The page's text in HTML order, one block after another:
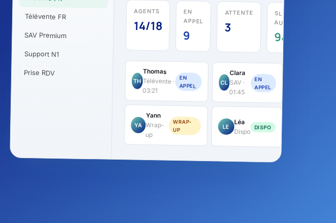
Télévente FR
SAV Premium
Support N1
Prise RDV
AGENTS
14/18
EN
APPEL
9
ATTENTE
3
SL
AUJOURD'HUI
94%
TH
Thomas
Télévente ·
03:21
EN
APPEL CL
Clara
SAV ·
01:45
EN
APPEL
YA
Yann
Wrap-
up
WRAP-
UP LE
Léa
Dispo
DISPO